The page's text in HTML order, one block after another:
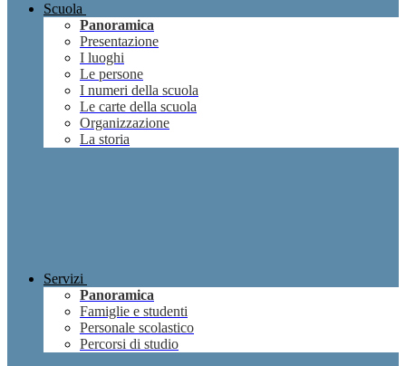
Scuola
Panoramica
Presentazione
I luoghi
Le persone
I numeri della scuola
Le carte della scuola
Organizzazione
La storia
Servizi
Panoramica
Famiglie e studenti
Personale scolastico
Percorsi di studio